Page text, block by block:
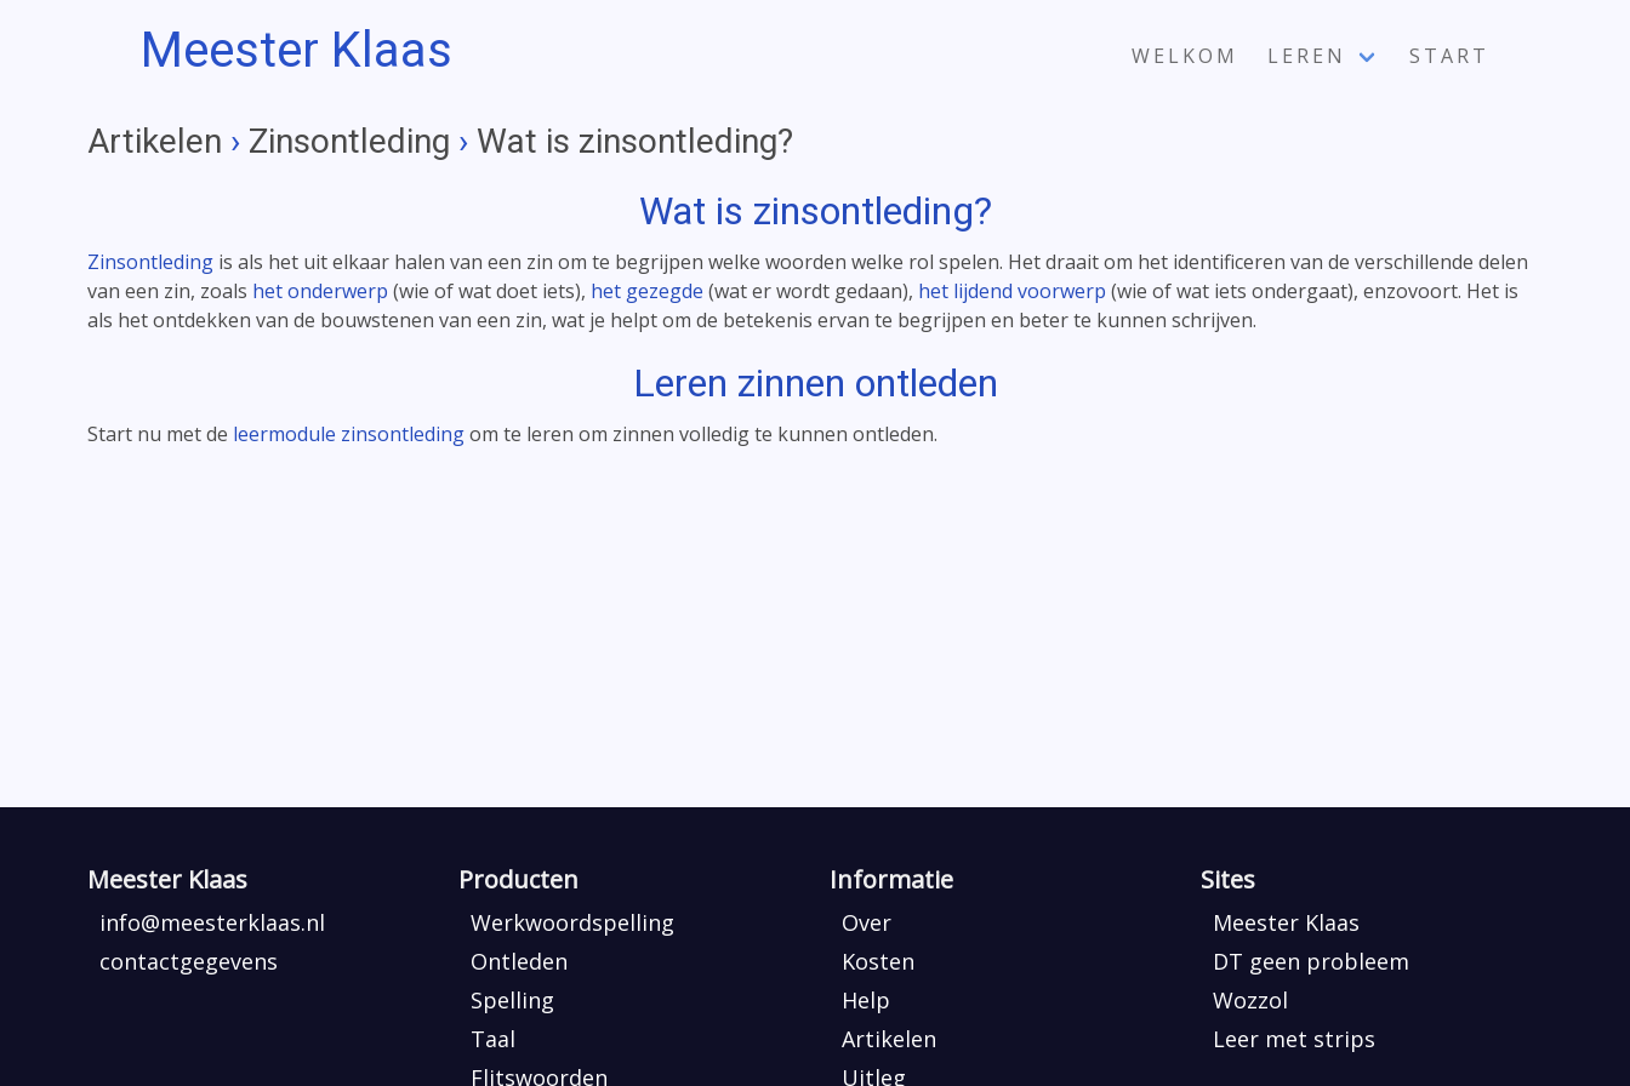
Meester Klaas WELKOM LEREN START
Artikelen › Zinsontleding › Wat is zinsontleding?
Wat is zinsontleding?
Zinsontleding is als het uit elkaar halen van een zin om te begrijpen welke woorden welke rol spelen. Het draait om het identificeren van de verschillende delen
van een zin, zoals het onderwerp (wie of wat doet iets), het gezegde (wat er wordt gedaan), het lijdend voorwerp (wie of wat iets ondergaat), enzovoort. Het is
als het ontdekken van de bouwstenen van een zin, wat je helpt om de betekenis ervan te begrijpen en beter te kunnen schrijven.
Leren zinnen ontleden
Start nu met de leermodule zinsontledingom te leren om zinnen volledig te kunnen ontleden.
Meester Klaas
info@meesterklaas.nl
contactgegevens
Producten
Werkwoordspelling
Ontleden
Spelling
Taal
Flitswoorden
Informatie
Over
Kosten
Help
Artikelen
Uitleg
Sites
Meester Klaas
DT geen probleem
Wozzol
Leer met strips